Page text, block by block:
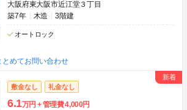
大阪府東大阪市近江堂３丁目
築7年
木造 3階建
オートロック
めてお問い合わせ
敷金なし 礼金なし
6.1万円 管理費4,000円